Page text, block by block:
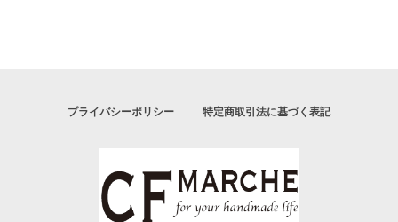
プライバシーポリシー 特定商取引法に基づく表記